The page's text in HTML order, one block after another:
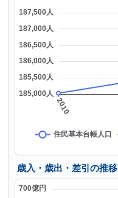
歳入・歳出・差引の推移